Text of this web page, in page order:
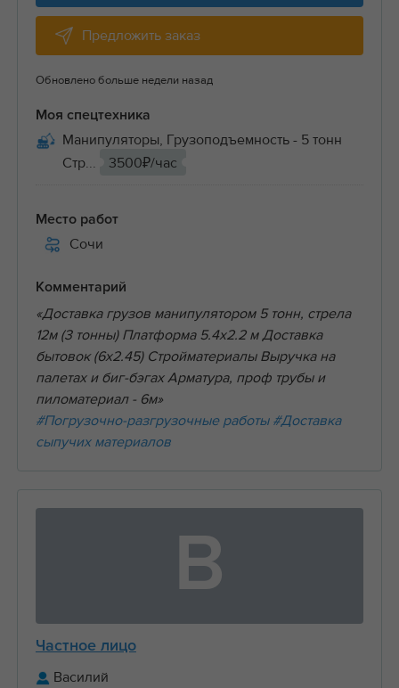
Предложить заказ
Обновлено больше недели назад
Моя спецтехника
Манипуляторы, Грузоподъемность - 5 тонн
Стр...
3500₽/час
Место работ
Сочи
Комментарий
«Доставка грузов манипулятором 5 тонн, стрела
12м (3 тонны) Платформа 5.4х2.2 м Доставка
бытовок (6х2.45) Стройматериалы Выручка на
палетах и биг-бэгах Арматура, проф трубы и
пиломатериал - 6м»
#Погрузочно-разгрузочные работы #Доставка
сыпучих материалов
В
Частное лицо
Василий